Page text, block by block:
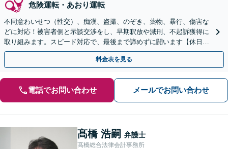
危険運転・あおり運転
不同意わいせつ（性交）、痴漢、盗撮、のぞき、薬物、暴行、傷害な
どに対応！被害者側と示談交渉をし、早期釈放や減刑、不起訴獲得に
取り組みます。スピード対応で、最後まで諦めずに闘います【休日・
夜間対応】【女学院前駅1分】【弁護士歴15年以上】
料金表を見る
電話でお問い合わせ メールでお問い合わせ
髙橋 浩嗣 弁護士
髙橋総合法律会計事務所